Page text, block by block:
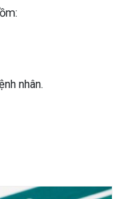
nhân.